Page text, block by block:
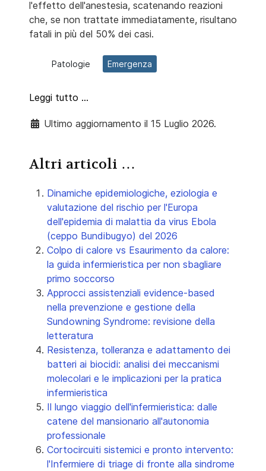
l'effetto dell'anestesia, scatenando reazioni
che, se non trattate immediatamente, risultano
fatali in più del 50% dei casi.
Patologie Emergenza
Leggi tutto …
Ultimo aggiornamento il 15 Luglio 2026.
Altri articoli …
Dinamiche epidemiologiche, eziologia e
valutazione del rischio per l'Europa
dell'epidemia di malattia da virus Ebola
(ceppo Bundibugyo) del 2026
Colpo di calore vs Esaurimento da calore:
la guida infermieristica per non sbagliare
primo soccorso
Approcci assistenziali evidence-based
nella prevenzione e gestione della
Sundowning Syndrome: revisione della
letteratura
Resistenza, tolleranza e adattamento dei
batteri ai biocidi: analisi dei meccanismi
molecolari e le implicazioni per la pratica
infermieristica
Il lungo viaggio dell'infermieristica: dalle
catene del mansionario all'autonomia
professionale
Cortocircuiti sistemici e pronto intervento:
l'Infermiere di triage di fronte alla sindrome